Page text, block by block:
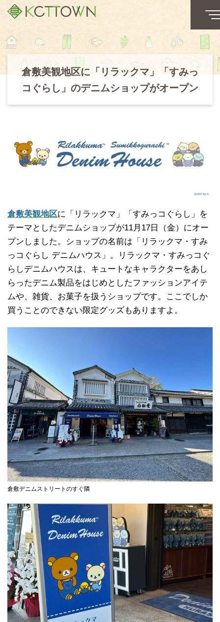
倉敷美観地区に「リラックマ」「すみっ
コぐらし」のデニムショップがオープン
倉敷美観地区に「リラックマ」「すみっコぐらし」を
テーマとしたデニムショップが11月17日（金）にオー
プンしました。ショップの名前は「リラックマ・すみ
っコぐらし デニムハウス」。リラックマ・すみっコぐ
らしデニムハウスは、キュートなキャラクターをあし
らったデニム製品をはじめとしたファッションアイテ
ムや、雑貨、お菓子を扱うショップです。ここでしか
買うことのできない限定グッズもありますよ。
倉敷デニムストリートのすぐ隣